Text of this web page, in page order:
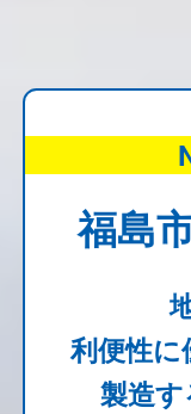
福島
利便性に
製造